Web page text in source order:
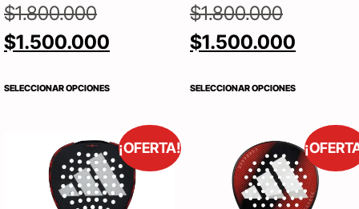
$1.800.000
$1.500.000
SELECCIONAR OPCIONES
$1.800.000
$1.500.000
SELECCIONAR OPCIONES
¡OFERTA!